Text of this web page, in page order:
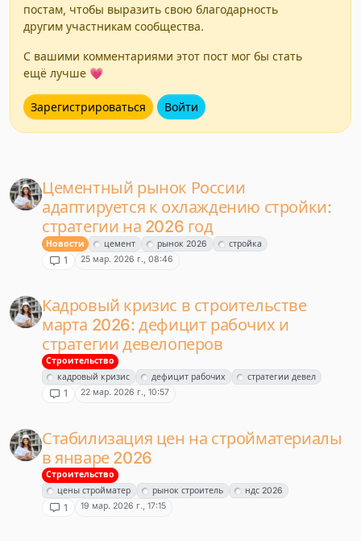
постам, чтобы выразить свою благодарность
другим участникам сообщества.
С вашими комментариями этот пост мог бы стать
ещё лучше 💗
Зарегистрироваться Войти
Цементный рынок России
адаптируется к охлаждению стройки:
стратегии на 2026 год
Новости цемент рынок 2026 стройка
1 25 мар. 2026 г., 08:46
Кадровый кризис в строительстве
марта 2026: дефицит рабочих и
стратегии девелоперов
Строительство
кадровый кризис
дефицит рабочих стратегии девел
1 22 мар. 2026 г., 10:57
Стабилизация цен на стройматериалы
в январе 2026
Строительство
цены стройматер
рынок строитель ндс 2026
1 19 мар. 2026 г., 17:15